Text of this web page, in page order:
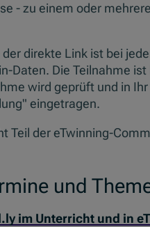
- zu einem oder
direkte Link ist bei
Daten. Die Teilnahme
wird geprüft und in
eingetragen.
Teil der eTwinning-
und
im Unterricht und in